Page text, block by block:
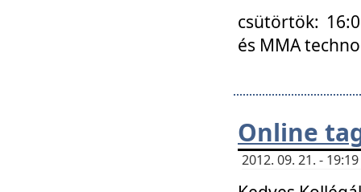
csütörtök:
és MMA
Online
2012. 09. 21. -